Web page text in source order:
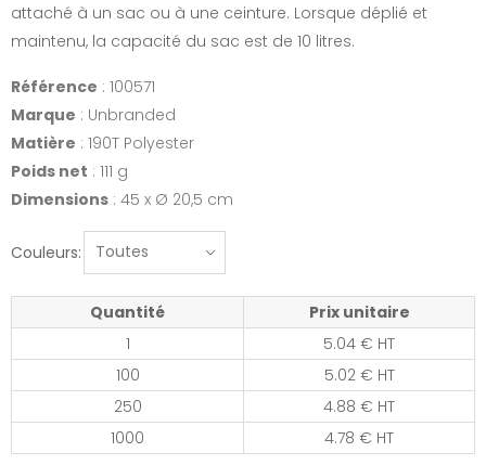
attaché à un sac ou à une ceinture. Lorsque déplié et
maintenu, la capacité du sac est de 10 litres.
Référence : 100571
Marque : Unbranded
Matière : 190T Polyester
Poids net : 111 g
Dimensions : 45 x Ø 20,5 cm
Couleurs:
Quantité
Prix unitaire
1
5.04 € HT
100
5.02 € HT
250
4.88 € HT
1000
4.78 € HT